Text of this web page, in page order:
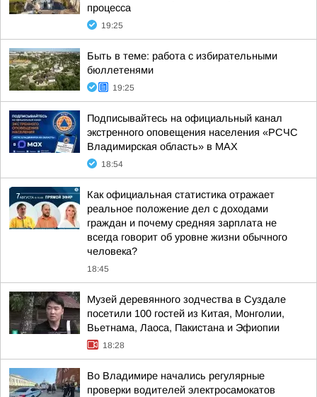
процесса
19:25
Быть в теме: работа с избирательными
бюллетенями
19:25
Подписывайтесь на официальный канал
экстренного оповещения населения «РСЧС
Владимирская область» в МАХ
18:54
Как официальная статистика отражает
реальное положение дел с доходами
граждан и почему средняя зарплата не
всегда говорит об уровне жизни обычного
человека?
18:45
Музей деревянного зодчества в Суздале
посетили 100 гостей из Китая, Монголии,
Вьетнама, Лаоса, Пакистана и Эфиопии
18:28
Во Владимире начались регулярные
проверки водителей электросамокатов